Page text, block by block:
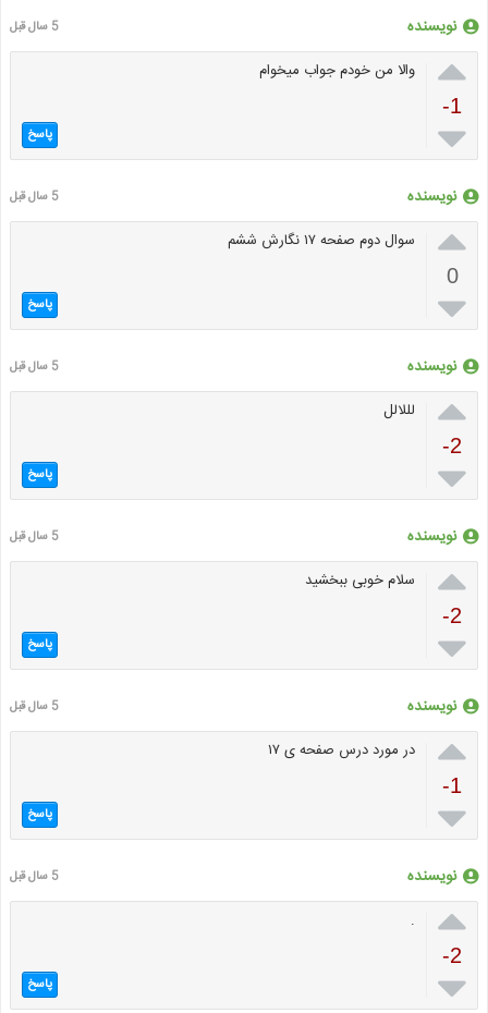
نویسنده 5 سال قبل

-1

والا من خودم جواب میخوام
پاسخ
نویسنده 5 سال قبل

0

سوال دوم صفحه ١٧ نگارش ششم
پاسخ
نویسنده 5 سال قبل

-2

لللالل
پاسخ
نویسنده 5 سال قبل

-2

سلام خوبی ببخشید
پاسخ
نویسنده 5 سال قبل

-1

در مورد درس صفحه ی ۱۷
پاسخ
نویسنده 5 سال قبل

-2

.
پاسخ